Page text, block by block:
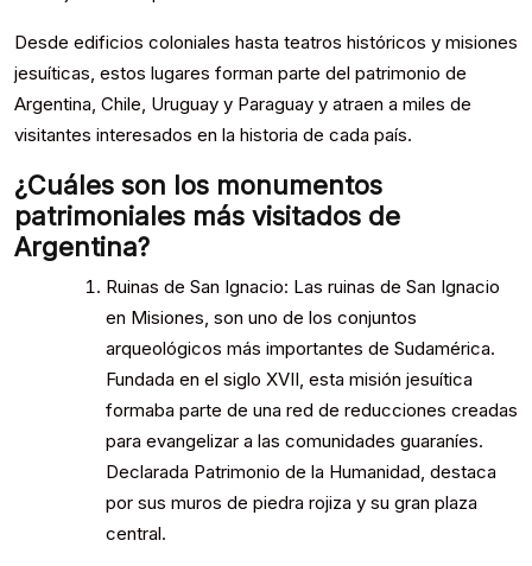
Desde edificios coloniales hasta teatros históricos y misiones
jesuíticas, estos lugares forman parte del patrimonio de
Argentina, Chile, Uruguay y Paraguay y atraen a miles de
visitantes interesados en la historia de cada país.
¿Cuáles son los monumentos
patrimoniales más visitados de
Argentina?
Ruinas de San Ignacio: Las ruinas de San Ignacio
en Misiones, son uno de los conjuntos
arqueológicos más importantes de Sudamérica.
Fundada en el siglo XVII, esta misión jesuítica
formaba parte de una red de reducciones creadas
para evangelizar a las comunidades guaraníes.
Declarada Patrimonio de la Humanidad, destaca
por sus muros de piedra rojiza y su gran plaza
central.